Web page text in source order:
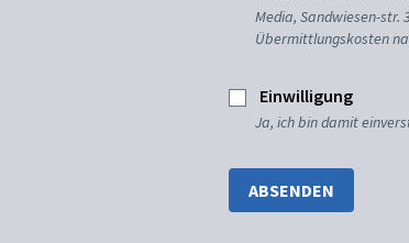
Media, Sandwiesen-str.
Übermittlungskosten
Einwilligung
Ja, ich bin damit
ABSENDEN